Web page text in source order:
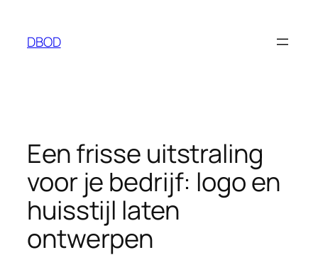
DBOD
Een frisse uitstraling
voor je bedrijf: logo en
huisstijl laten
ontwerpen